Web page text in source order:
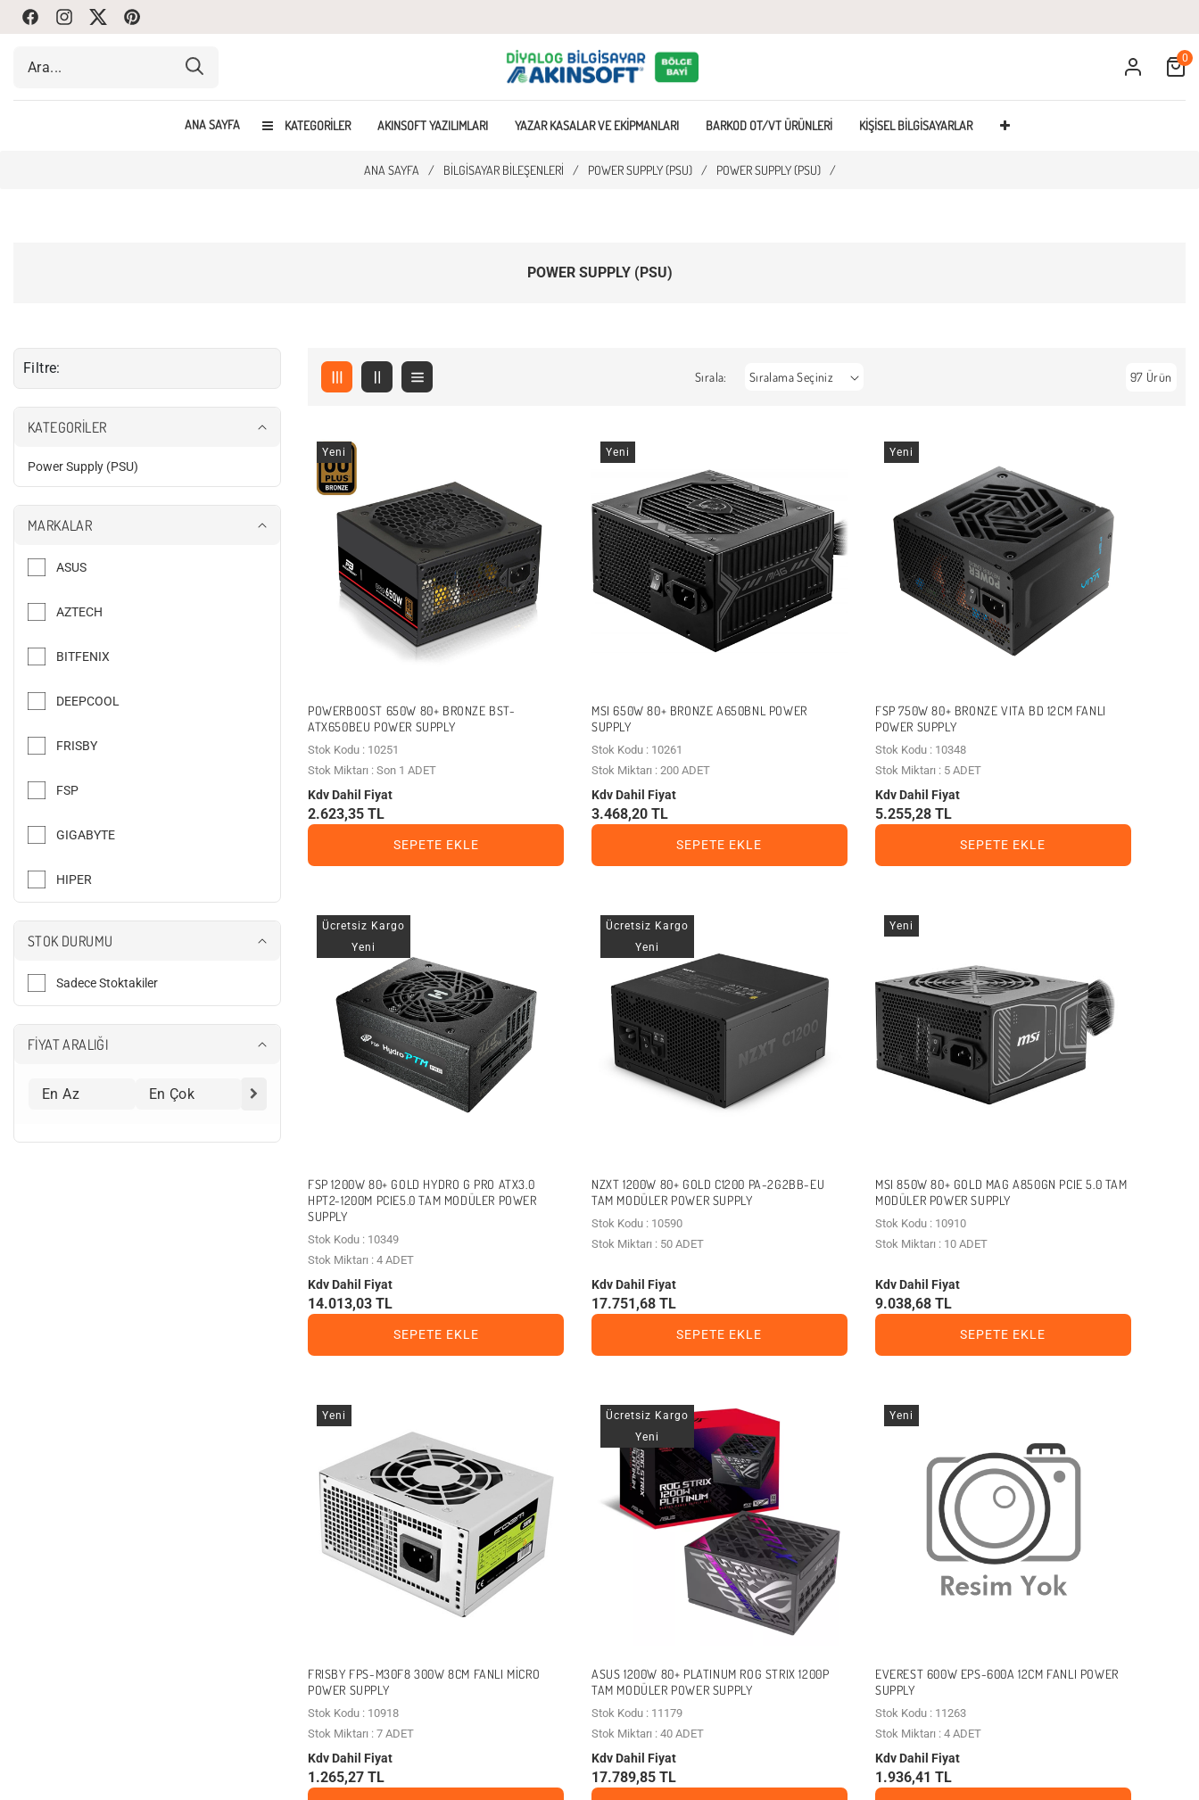
FacebookInstagram
Twitte Pinterest
ANA SAYFA KATEGORILER AKINSOFT YAZILIMLARI YAZAR KASALAR VE EKIPMANLARI BARKOD OT/VT ÜRÜNLERI KIŞISEL BILGISAYARLAR
Cart
0
ANA SAYFA / BILGISAYAR BILEŞENLERI / POWER SUPPLY (PSU) / POWER SUPPLY (PSU) /
POWER SUPPLY (PSU)
Filtre:
KATEGORİLER
Power Supply (PSU)
P
o
e
r
S
p
(
P
U
MARKALAR
ASUS
AZTECH
BITFENIX
DEEPCOOL
FRISBY
FSP
GIGABYTE
HIPER
MSI
STOK DURUMU
Sadece Stoktakiler
FİYAT ARALIĞI
Sırala: 97 Ürün
Yeni
POWERBOOST 650W 80+ BRONZE BST-
ATX650BEU POWER SUPPLY
Stok Kodu : 10251
Stok Miktarı : Son 1 ADET
Kdv Dahil Fiyat
2.623,35 TL
SEPETE EKLE
Yeni
MSI 650W 80+ BRONZE A650BNL POWER
SUPPLY
Stok Kodu : 10261
Stok Miktarı : 200 ADET
Kdv Dahil Fiyat
3.468,20 TL
SEPETE EKLE
Yeni
FSP 750W 80+ BRONZE VITA BD 12CM FANLI
POWER SUPPLY
Stok Kodu : 10348
Stok Miktarı : 5 ADET
Kdv Dahil Fiyat
5.255,28 TL
SEPETE EKLE
Ücretsiz Kargo
Yeni
FSP 1200W 80+ GOLD HYDRO G PRO ATX3.0
HPT2-1200M PCIE5.0 TAM MODÜLER POWER
SUPPLY
Stok Kodu : 10349
Stok Miktarı : 4 ADET
Kdv Dahil Fiyat
14.013,03 TL
SEPETE EKLE
Ücretsiz Kargo
Yeni
NZXT 1200W 80+ GOLD C1200 PA-2G2BB-EU
TAM MODÜLER POWER SUPPLY
Stok Kodu : 10590
Stok Miktarı : 50 ADET
Kdv Dahil Fiyat
17.751,68 TL
SEPETE EKLE
Yeni
MSI 850W 80+ GOLD MAG A850GN PCIE 5.0 TAM
MODÜLER POWER SUPPLY
Stok Kodu : 10910
Stok Miktarı : 10 ADET
Kdv Dahil Fiyat
9.038,68 TL
SEPETE EKLE
Yeni
FRISBY FPS-M30F8 300W 8CM FANLI MICRO
POWER SUPPLY
Stok Kodu : 10918
Stok Miktarı : 7 ADET
Kdv Dahil Fiyat
1.265,27 TL
Ücretsiz Kargo
Yeni
ASUS 1200W 80+ PLATINUM ROG STRIX 1200P
TAM MODÜLER POWER SUPPLY
Stok Kodu : 11179
Stok Miktarı : 40 ADET
Kdv Dahil Fiyat
17.789,85 TL
Yeni
EVEREST 600W EPS-600A 12CM FANLI POWER
SUPPLY
Stok Kodu : 11263
Stok Miktarı : 4 ADET
Kdv Dahil Fiyat
1.936,41 TL